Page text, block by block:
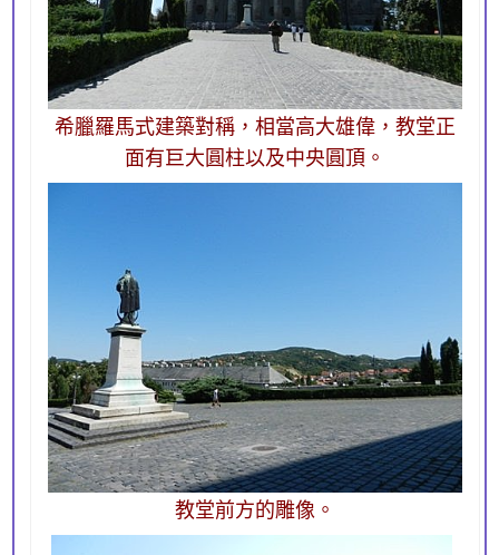
希臘羅馬式建築對稱，相當高大雄偉，教堂正
面有巨大圓柱以及中央圓頂。
教堂前方的雕像。